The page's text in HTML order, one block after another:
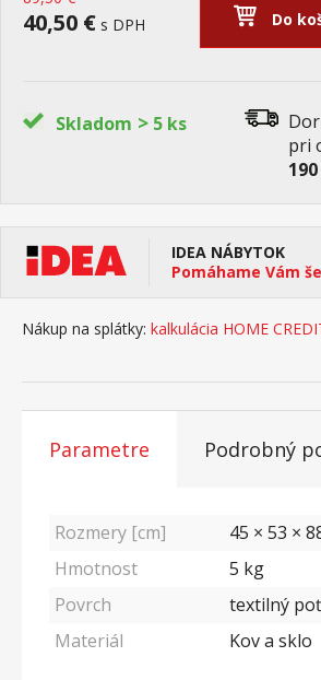
40,50 € s DPH Do
Skladom > 5 ks
pri
IDEA NÁBYTOK
Pomáhame Vám
Nákup na splátky: kalkulácia HOME
Parametre Podrobný
Rozmery [cm]
45 × 53 ×
Hmotnost
5 kg
Povrch
textilný
Materiál
Kov a sklo